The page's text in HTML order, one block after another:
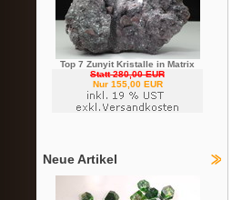
Top 7 Zunyit Kristalle in Matrix
Statt 280,00 EUR
Nur 155,00 EUR
Neue Artikel